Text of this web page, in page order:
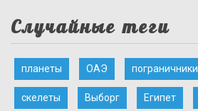
Случайные теги
планеты ОАЭ пограничники
скелеты Выборг Египет